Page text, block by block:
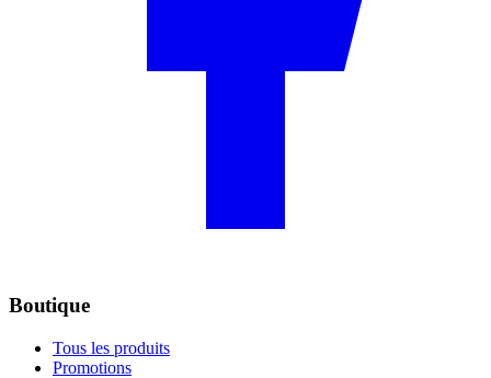
Boutique
Tous les produits
Promotions